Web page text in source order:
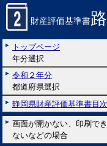
財産評価基準書
トップページ
年分選択
令和２年分
都道府県選択
静岡県財産評価基準書目次
画面が開かない、印刷でき
ないなどの場合